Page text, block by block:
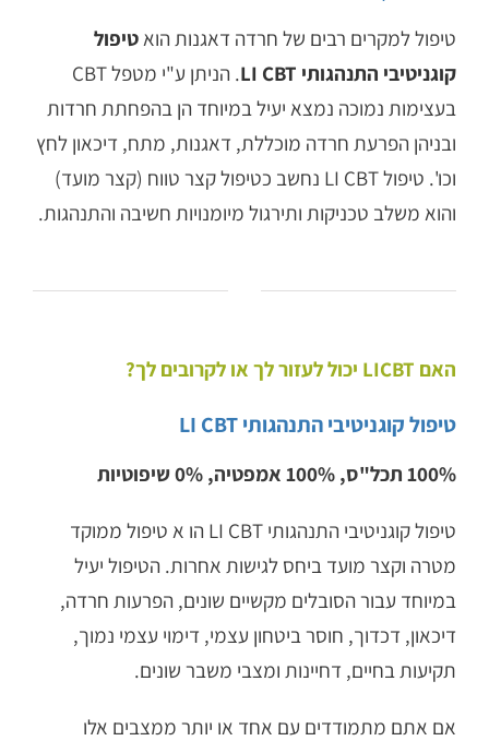
טיפול למקרים רבים של חרדה דאגנות הוא טיפול
קוגניטיבי התנהגותי LI CBT
. הניתן ע"י מטפל CBT
בעצימות נמוכה נמצא יעיל במיוחד הן בהפחתת חרדות
ובניהן הפרעת חרדה מוכללת, דאגנות, מתח, דיכאון לחץ
וכו'. טיפול LI CBT נחשב כטיפול קצר טווח (קצר מועד)
והוא משלב טכניקות ותירגול מיומנויות חשיבה והתנהגות.
האם LICBT יכול לעזור לך או לקרובים לך?
טיפול קוגניטיבי התנהגותי LI CBT
100% תכל"ס, 100% אמפטיה, 0% שיפוטיות
טיפול קוגניטיבי התנהגותי LI CBT הו א טיפול ממוקד
מטרה וקצר מועד ביחס לגישות אחרות. הטיפול יעיל
במיוחד עבור הסובלים מקשיים שונים, הפרעות חרדה,
דיכאון, דכדוך, חוסר ביטחון עצמי, דימוי עצמי נמוך,
תקיעות בחיים, דחיינות ומצבי משבר שונים.
אם אתם מתמודדים עם אחד או יותר ממצבים אלו